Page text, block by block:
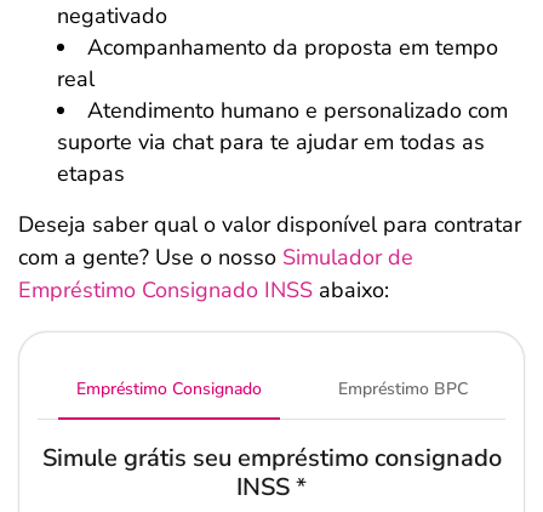
negativado
Acompanhamento da proposta em tempo
real
Atendimento humano e personalizado com
suporte via chat para te ajudar em todas as
etapas
Deseja saber qual o valor disponível para contratar
com a gente? Use o nosso Simulador de
Empréstimo Consignado INSS abaixo:
Empréstimo Consignado Empréstimo BPC
Simule grátis seu empréstimo consignado
INSS*